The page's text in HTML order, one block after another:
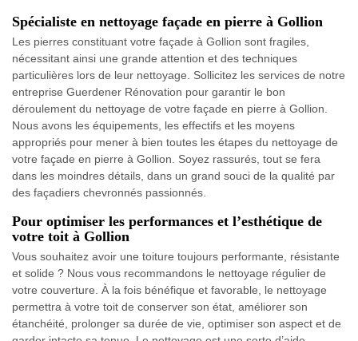
Spécialiste en nettoyage façade en pierre à Gollion
Les pierres constituant votre façade à Gollion sont fragiles,
nécessitant ainsi une grande attention et des techniques
particulières lors de leur nettoyage. Sollicitez les services de notre
entreprise Guerdener Rénovation pour garantir le bon
déroulement du nettoyage de votre façade en pierre à Gollion.
Nous avons les équipements, les effectifs et les moyens
appropriés pour mener à bien toutes les étapes du nettoyage de
votre façade en pierre à Gollion. Soyez rassurés, tout se fera
dans les moindres détails, dans un grand souci de la qualité par
des façadiers chevronnés passionnés.
Pour optimiser les performances et l’esthétique de
votre toit à Gollion
Vous souhaitez avoir une toiture toujours performante, résistante
et solide ? Nous vous recommandons le nettoyage régulier de
votre couverture. À la fois bénéfique et favorable, le nettoyage
permettra à votre toit de conserver son état, améliorer son
étanchéité, prolonger sa durée de vie, optimiser son aspect et de